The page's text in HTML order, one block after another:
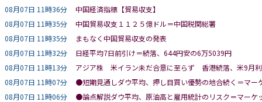
08月07日 11時36分
中国経済指標【貿易収支】
08月07日 11時35分
中国貿易収支１１２５億ドル＝中国税関総署
08月07日 11時35分
まもなく中国貿易収支の発表
08月07日 11時32分
日経平均7日前引け＝続落、644円安の6万5039円
08月07日 11時13分
アジア株 米イラン未だ合意に至らず 香港続落、米9月
08月07日 11時07分
●短期見通しダウ平均、押し目買い優勢の地合続く＝マー
08月07日 11時06分
●論点解説ダウ平均、原油高と雇用統計のリスク＝マーケ